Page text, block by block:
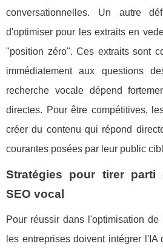
conversationnelles. Un autre
d'optimiser pour les extraits en
"position zéro". Ces extraits sont
immédiatement aux questions
recherche vocale dépend
directes. Pour être compétitives,
créer du contenu qui répond
courantes posées par leur public
Stratégies pour tirer
SEO vocal
Pour réussir dans l'optimisation
les entreprises doivent intégrer l'IA